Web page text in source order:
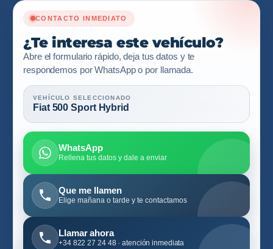
CONTACTO INMEDIATO
¿Te interesa este vehículo?
Abre el formulario rápido, deja tus datos y te
respondemos por WhatsApp o por llamada.
VEHÍCULO SELECCIONADO
Fiat 500 Sport Hybrid
WhatsApp
Rellena tus datos y dale a enviar
Que me llamen
Elige mañana o tarde y te contactamos
Llamar ahora
+34 822 27 24 48 · atención inmediata